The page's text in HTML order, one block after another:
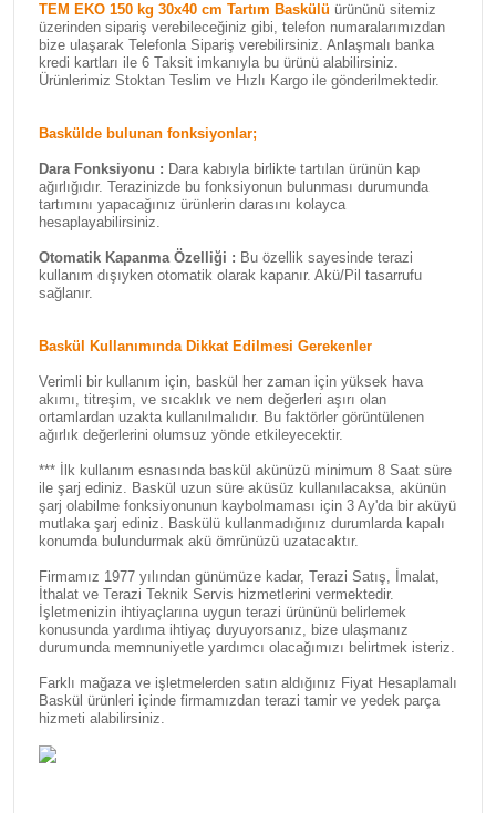
TEM EKO 150 kg 30x40 cm Tartım Baskülü ürününü sitemiz
üzerinden sipariş verebileceğiniz gibi, telefon numaralarımızdan
bize ulaşarak Telefonla Sipariş verebilirsiniz. Anlaşmalı banka
kredi kartları ile 6 Taksit imkanıyla bu ürünü alabilirsiniz.
Ürünlerimiz Stoktan Teslim ve Hızlı Kargo ile gönderilmektedir.
Baskülde bulunan fonksiyonlar;
Dara Fonksiyonu : Dara kabıyla birlikte tartılan ürünün kap
ağırlığıdır. Terazinizde bu fonksiyonun bulunması durumunda
tartımını yapacağınız ürünlerin darasını kolayca
hesaplayabilirsiniz.
Otomatik Kapanma Özelliği : Bu özellik sayesinde terazi
kullanım dışıyken otomatik olarak kapanır. Akü/Pil tasarrufu
sağlanır.
Baskül Kullanımında Dikkat Edilmesi Gerekenler
Verimli bir kullanım için, baskül her zaman için yüksek hava
akımı, titreşim, ve sıcaklık ve nem değerleri aşırı olan
ortamlardan uzakta kullanılmalıdır. Bu faktörler görüntülenen
ağırlık değerlerini olumsuz yönde etkileyecektir.
*** İlk kullanım esnasında baskül akünüzü minimum 8 Saat süre
ile şarj ediniz. Baskül uzun süre aküsüz kullanılacaksa, akünün
şarj olabilme fonksiyonunun kaybolmaması için 3 Ay'da bir aküyü
mutlaka şarj ediniz. Baskülü kullanmadığınız durumlarda kapalı
konumda bulundurmak akü ömrünüzü uzatacaktır.
Firmamız 1977 yılından günümüze kadar, Terazi Satış, İmalat,
İthalat ve Terazi Teknik Servis hizmetlerini vermektedir.
İşletmenizin ihtiyaçlarına uygun terazi ürününü belirlemek
konusunda yardıma ihtiyaç duyuyorsanız, bize ulaşmanız
durumunda memnuniyetle yardımcı olacağımızı belirtmek isteriz.
Farklı mağaza ve işletmelerden satın aldığınız Fiyat Hesaplamalı
Baskül ürünleri içinde firmamızdan terazi tamir ve yedek parça
hizmeti alabilirsiniz.